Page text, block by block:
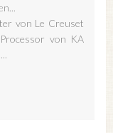
von Le Creuset
von KA